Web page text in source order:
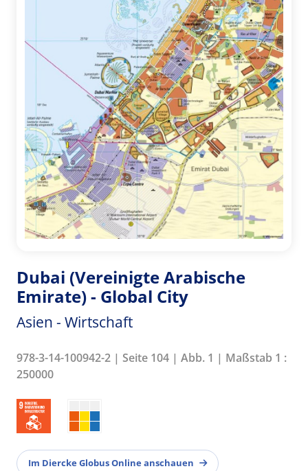
Dubai (Vereinigte Arabische
Emirate) - Global City
Asien - Wirtschaft
978-3-14-100942-2 | Seite 104 | Abb. 1 | Maßstab 1 :
250000
Im Diercke Globus Online anschauen